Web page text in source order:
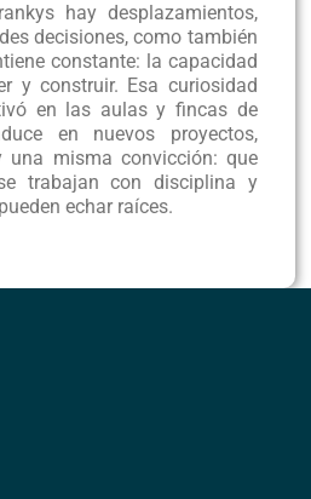
hay desplazamientos,
decisiones, como también
constante: la capacidad
y construir. Esa curiosidad
en las aulas y fincas de
en nuevos proyectos,
una misma convicción: que
trabajan con disciplina y
echar raíces.